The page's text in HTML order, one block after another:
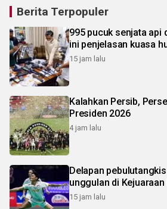
Berita Terpopuler
995 pucuk senjata api
ini penjelasan kuasa
15 jam lalu
Kalahkan Persib,
Presiden 2026
4 jam lalu
Delapan
unggulan di Kejuaraan
15 jam lalu